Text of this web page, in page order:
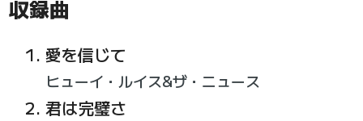
収録曲
愛を信じて
ヒューイ・ルイス&ザ・ニュース
君は完璧さ